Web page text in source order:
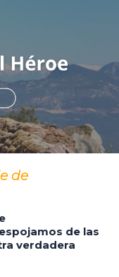
de
de las
verdadera